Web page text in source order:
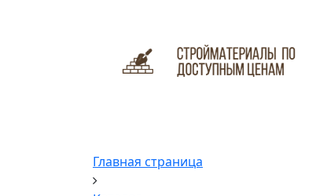
Главная страница